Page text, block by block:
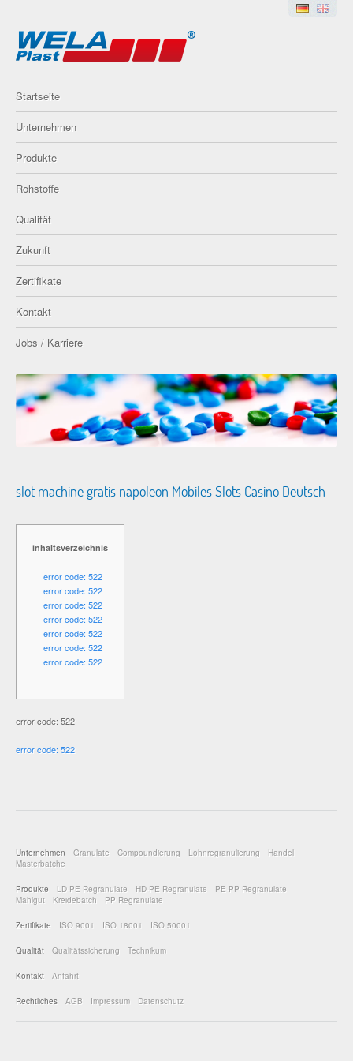
Startseite
Unternehmen
Produkte
Rohstoffe
Qualität
Zukunft
Zertifikate
Kontakt
Jobs / Karriere
slot machine gratis napoleon Mobiles Slots Casino Deutsch
inhaltsverzeichnis
error code: 522
error code: 522
error code: 522
error code: 522
error code: 522
error code: 522
error code: 522
error code: 522
error code: 522
Unternehmen Granulate Compoundierung Lohnregranulierung
Handel
Masterbatche
Produkte LD-PE Regranulate HD-PE Regranulate
PE-PP Regranulate
Mahlgut
Kreidebatch PP Regranulate
Zertifikate ISO 9001 ISO 18001 ISO 50001
Qualität Qualitätssicherung Technikum
Kontakt Anfahrt
Rechtliches AGB Impressum Datenschutz